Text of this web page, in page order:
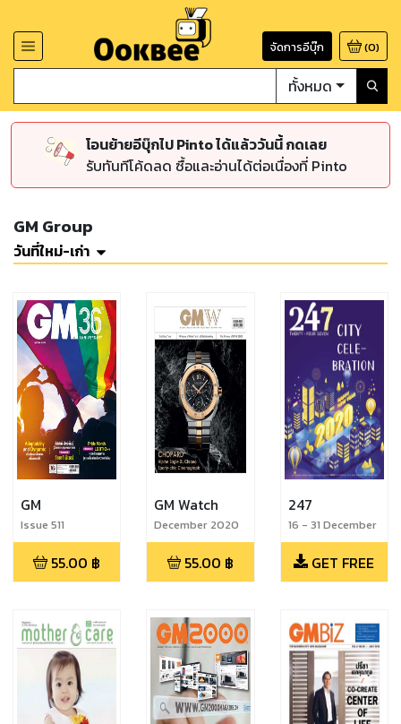
จัดการอีบุ๊ก (0)
ทั้งหมด
โอนย้ายอีบุ๊กไป Pinto ได้แล้ววันนี้ กดเลย
รับทันทีโค้ดลด ซื้อและอ่านได้ต่อเนื่องที่ Pinto
GM Group
วันที่ใหม่-เก่า
GM
Issue 511
55.00 ฿
GM Watch
December 2020
55.00 ฿
247
16 - 31 December
2019
GET FREE